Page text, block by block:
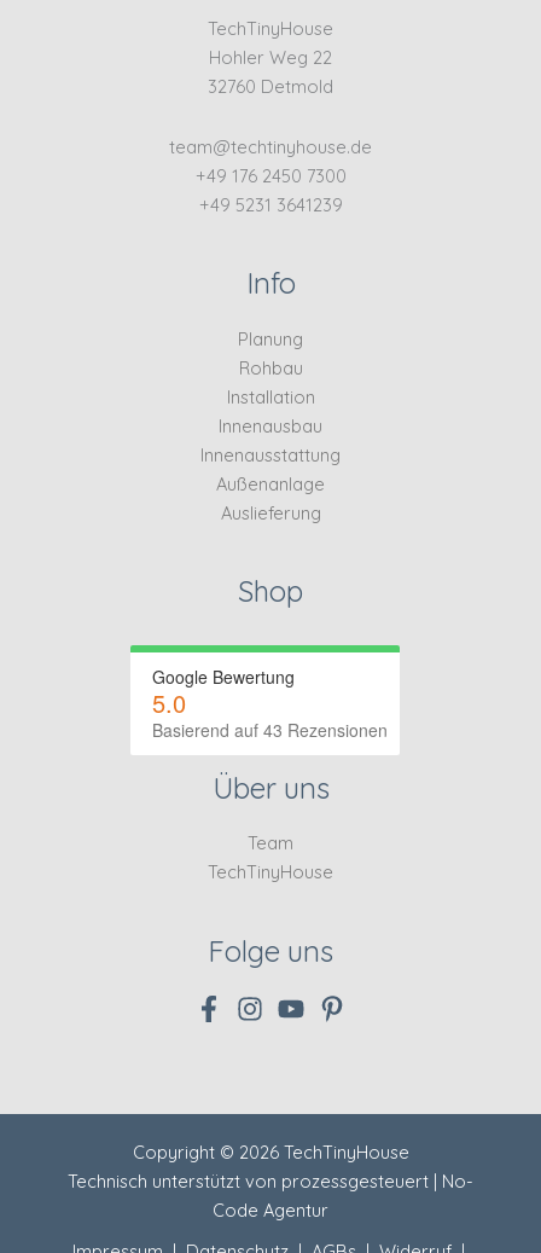
TechTinyHouse
Hohler Weg 22
32760 Detmold
team@techtinyhouse.de
+49 176 2450 7300
+49 5231 3641239
Info
Planung
Rohbau
Installation
Innenausbau
Innenausstattung
Außenanlage
Auslieferung
Shop
Google Bewertung
5.0
Basierend auf 43 Rezensionen
Über uns
Team
TechTinyHouse
Folge uns
Copyright © 2026 TechTinyHouse
Technisch unterstützt von prozessgesteuert | No-
Code Agentur